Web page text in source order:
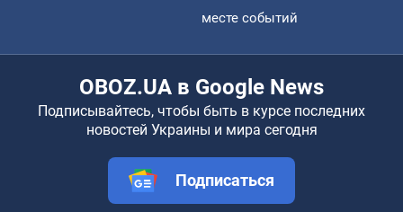
месте событий
OBOZ.UA в Google News
Подписывайтесь, чтобы быть в курсе последних
новостей Украины и мира сегодня
Подписаться